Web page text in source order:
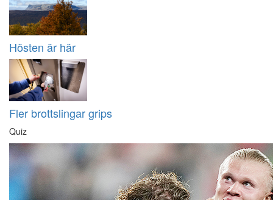
Hösten är här
Fler brottslingar grips
Quiz